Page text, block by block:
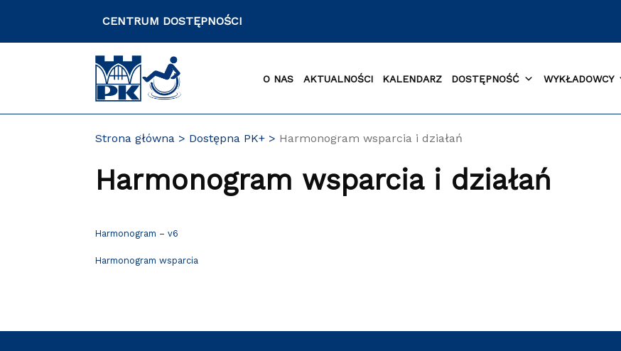
CENTRUM DOSTĘPNOŚCI
O NAS AKTUALNOŚCI KALENDARZ DOSTĘPNOŚĆ WYKŁADOWCY
Strona główna Dostępna PK+ Harmonogram wsparcia i działań
Harmonogram wsparcia i działań
Harmonogram – v6
Harmonogram wsparcia